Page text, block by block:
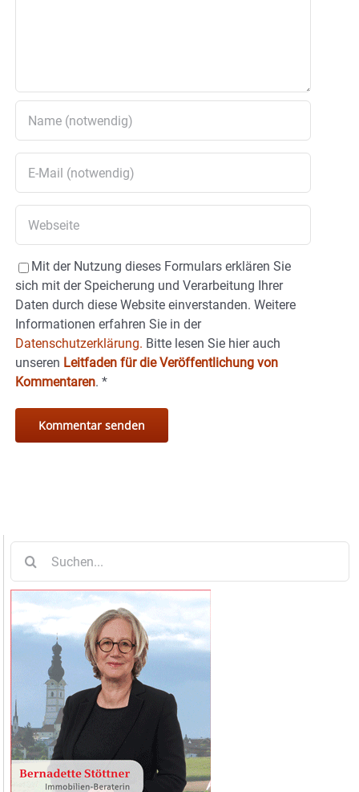
Mit der Nutzung dieses Formulars erklären Sie
sich mit der Speicherung und Verarbeitung Ihrer
Daten durch diese Website einverstanden. Weitere
Informationen erfahren Sie in der
Datenschutzerklärung. Bitte lesen Sie hier auch
unseren Leitfaden für die Veröffentlichung von
Kommentaren. *
nach: